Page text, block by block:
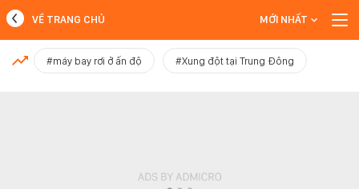
MỚI NHẤT
VỀ TRANG CHỦ MỚI NHẤT
#máy bay rơi ở ấn độ #Xung đột tại Trung Đông